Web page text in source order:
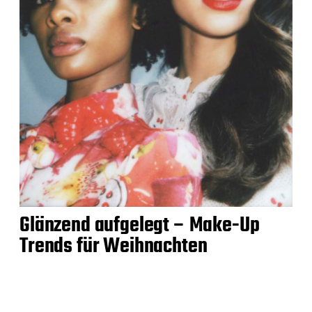
Glänzend aufgelegt – Make-Up
Trends für Weihnachten